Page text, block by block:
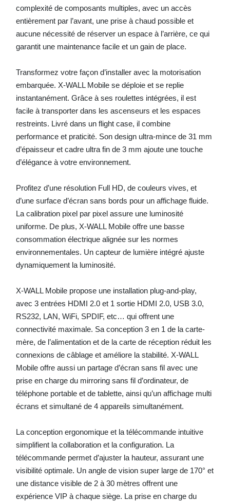
complexité de composants multiples, avec un accès
entièrement par l’avant, une prise à chaud possible et
aucune nécessité de réserver un espace à l’arrière, ce qui
garantit une maintenance facile et un gain de place.
Transformez votre façon d’installer avec la motorisation
embarquée. X-WALL Mobile se déploie et se replie
instantanément. Grâce à ses roulettes intégrées, il est
facile à transporter dans les ascenseurs et les espaces
restreints. Livré dans un flight case, il combine
performance et praticité. Son design ultra-mince de 31 mm
d’épaisseur et cadre ultra fin de 3 mm ajoute une touche
d’élégance à votre environnement.
Profitez d’une résolution Full HD, de couleurs vives, et
d’une surface d’écran sans bords pour un affichage fluide.
La calibration pixel par pixel assure une luminosité
uniforme. De plus, X-WALL Mobile offre une basse
consommation électrique alignée sur les normes
environnementales. Un capteur de lumière intégré ajuste
dynamiquement la luminosité.
X-WALL Mobile propose une installation plug-and-play,
avec 3 entrées HDMI 2.0 et 1 sortie HDMI 2.0, USB 3.0,
RS232, LAN, WiFi, SPDIF, etc… qui offrent une
connectivité maximale. Sa conception 3 en 1 de la carte-
mère, de l’alimentation et de la carte de réception réduit les
connexions de câblage et améliore la stabilité. X-WALL
Mobile offre aussi un partage d’écran sans fil avec une
prise en charge du mirroring sans fil d’ordinateur, de
téléphone portable et de tablette, ainsi qu’un affichage multi
écrans et simultané de 4 appareils simultanément.
La conception ergonomique et la télécommande intuitive
simplifient la collaboration et la configuration. La
télécommande permet d’ajuster la hauteur, assurant une
visibilité optimale. Un angle de vision super large de 170° et
une distance visible de 2 à 30 mètres offrent une
expérience VIP à chaque siège. La prise en charge du